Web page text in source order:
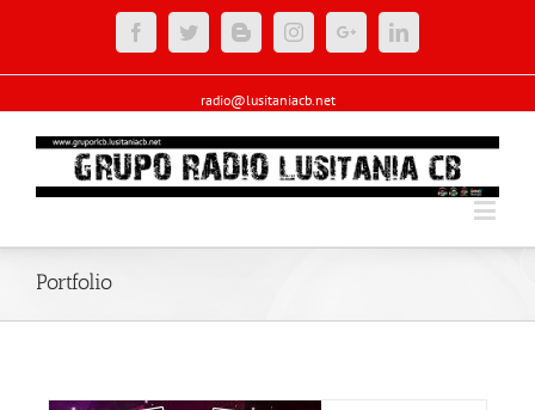
FacebookTwitterBloggerInstagramGoogle+Linkedin
radio@lusitaniacb.net
Portfolio